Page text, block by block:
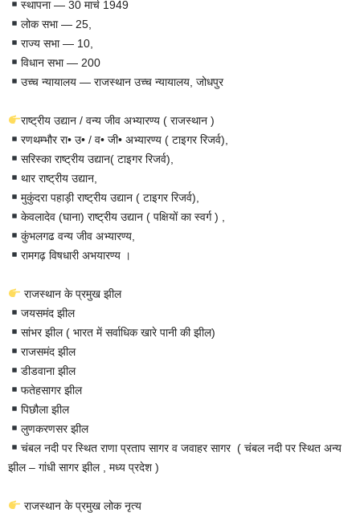
स्थापना — 30 मार्च 1949
लोक सभा — 25,
राज्य सभा — 10,
विधान सभा — 200
उच्च न्यायालय — राजस्थान उच्च न्यायालय, जोधपुर
राष्ट्रीय उद्यान / वन्य जीव अभ्यारण्य ( राजस्थान )
रणथम्भौर रा• उ• / व• जी• अभ्यारण्य ( टाइगर रिजर्व),
सरिस्का राष्ट्रीय उद्यान( टाइगर रिजर्व),
थार राष्ट्रीय उद्यान,
मुकुंदरा पहाड़ी राष्ट्रीय उद्यान ( टाइगर रिजर्व),
केवलादेव (घाना) राष्ट्रीय उद्यान ( पक्षियों का स्वर्ग ) ,
कुंभलगढ वन्य जीव अभ्यारण्य,
रामगढ़ विषधारी अभयारण्य ।
राजस्थान के प्रमुख झील
जयसमंद झील
सांभर झील ( भारत में सर्वाधिक खारे पानी की झील)
राजसमंद झील
डीडवाना झील
फतेहसागर झील
पिछौला झील
लुणकरणसर झील
चंबल नदी पर स्थित राणा प्रताप सागर व जवाहर सागर ( चंबल नदी पर स्थित अन्य
झील – गांधी सागर झील , मध्य प्रदेश )
राजस्थान के प्रमुख लोक नृत्य